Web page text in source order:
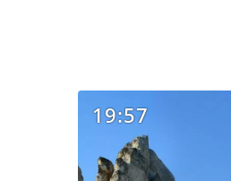
19:57